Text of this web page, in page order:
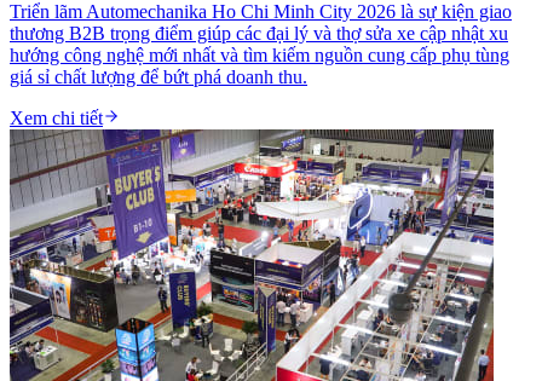
Triển lãm Automechanika Ho Chi Minh City 2026 là sự kiện giao
thương B2B trọng điểm giúp các đại lý và thợ sửa xe cập nhật xu
hướng công nghệ mới nhất và tìm kiếm nguồn cung cấp phụ tùng
giá sỉ chất lượng để bứt phá doanh thu.
Xem chi tiết